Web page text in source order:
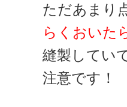
ただあまり
らくおいた
縫製してい
注意です！